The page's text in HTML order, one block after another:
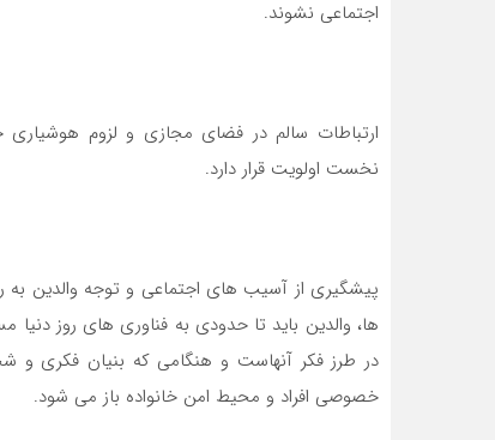
اجتماعي نشوند.
ارتباطات سالم در فضاي مجازي و لزوم
نخست اولويت قرار دارد.
پيشگيري از آسيب هاي اجتماعي و توجه والدين به
ها، والدين بايد تا حدودي به فناوري هاي روز دنيا
در طرز فكر آنهاست و هنگامي كه بنيان فكري و
خصوصي افراد و محيط امن خانواده باز مي شود.